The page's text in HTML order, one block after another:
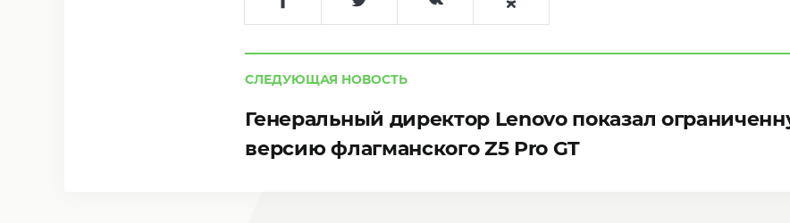
СЛЕДУЮЩАЯ НОВОСТЬ
Генеральный директор Lenovo показал
версию флагманского Z5 Pro GT